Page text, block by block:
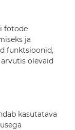
fotode
ja
funktsioonid,
olevaid
kasutatava